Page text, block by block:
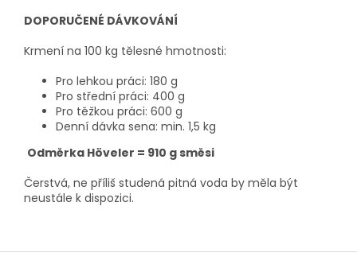
DOPORUČENÉ DÁVKOVÁNÍ
Krmení na 100 kg tělesné hmotnosti:
Pro lehkou práci: 180 g
Pro střední práci: 400 g
Pro těžkou práci: 600 g
Denní dávka sena: min. 1,5 kg
Odměrka Höveler = 910 g směsi
Čerstvá, ne příliš studená pitná voda by měla být
neustále k dispozici.
Z